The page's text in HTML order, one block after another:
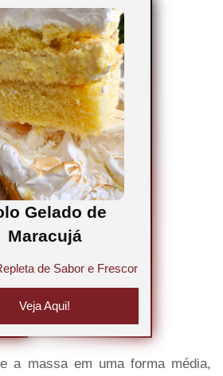
Gelado de
Maracujá
de Sabor e Frescor
Veja Aqui!
a massa em uma forma média,